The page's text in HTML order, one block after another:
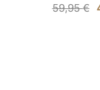
59,95€